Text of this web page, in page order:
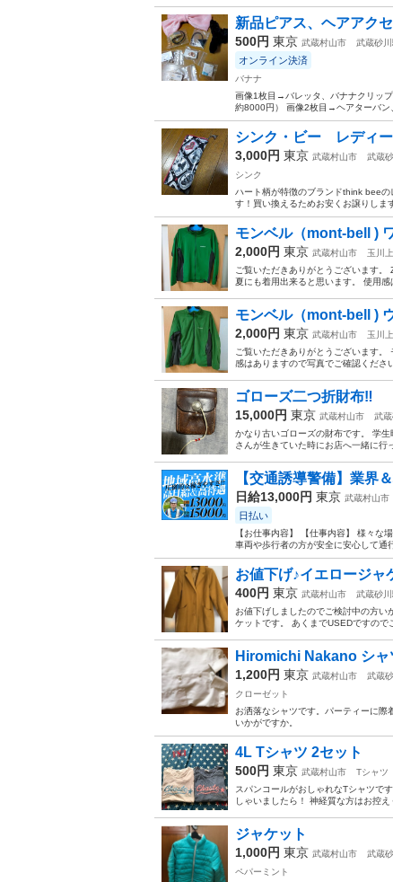
新品ピアス、ヘアアクセ
500円 東京 武蔵村山市 武蔵砂川
オンライン決済
バナナ
画像1枚目→バレッタ、バナナクリッ
約8000円） 画像2枚目→ヘアターバン
シンク・ビー レディ
3,000円 東京 武蔵村山市 武蔵
シンク
ハート柄が特徴のブランドthink bee
す！買い換えるためお安くお譲りしま
モンベル（mont-bell )
2,000円 東京 武蔵村山市 玉川
ご覧いただきありがとうございます
夏にも着用出来ると思います。 使用
モンベル（mont-bell )
2,000円 東京 武蔵村山市 玉川
ご覧いただきありがとうございます
感はありますので写真でご確認くださ
ゴローズ二つ折財布‼️
15,000円 東京 武蔵村山市 武
かなり古いゴローズの財布です。 学
さんが生きていた時にお店へ一緒に行
【交通誘導警備】業界
日給13,000円 東京 武蔵村山市
日払い
【お仕事内容】 【仕事内容】 様々な
車両や歩行者の方が安全に安心して通
お値下げ♪イエロージャ
400円 東京 武蔵村山市 武蔵砂川
お値下げしましたのでご検討中の方い
ケットです。 あくまでUSEDですので
Hiromichi Nakano シャ
1,200円 東京 武蔵村山市 武蔵
クローゼット
お洒落なシャツです。パーティーに
いかがですか。
4L Tシャツ 2セット
500円 東京 武蔵村山市
Tシャツ
スパンコールがおしゃれなTシャツで
しゃいましたら！ 神経質な方はお控え
ジャケット
1,000円 東京 武蔵村山市 武蔵
ペパーミント